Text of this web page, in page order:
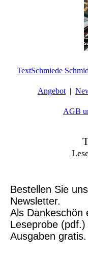
TextSchmiede
Angebot
AGB
Bestellen Sie
Newsletter.
Als Dankeschön
Leseprobe
Ausgaben gratis.